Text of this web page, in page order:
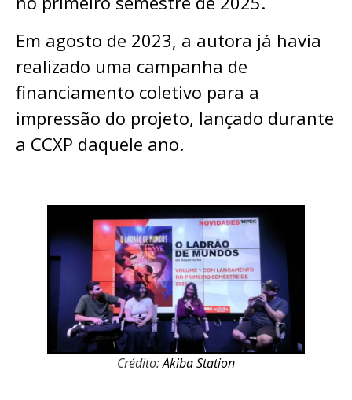
Em agosto de 2023, a autora já havia
realizado uma campanha de
financiamento coletivo para a
impressão do projeto, lançado durante
a CCXP daquele ano.
Crédito:Akiba Station